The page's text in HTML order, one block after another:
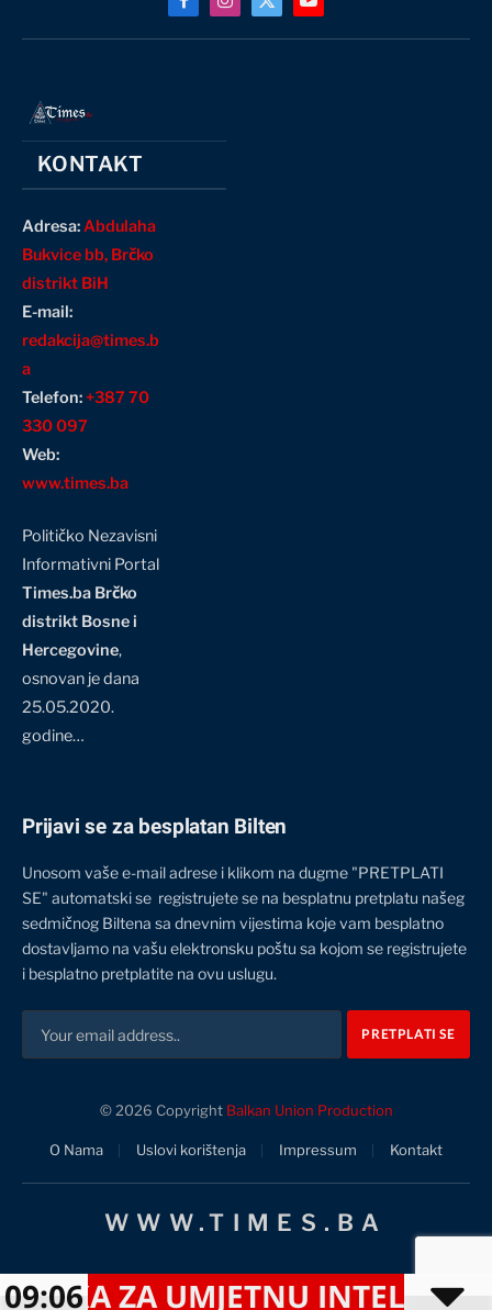
FacebookInstagram
X
(Twitter)
YouTube
KONTAKT
Adresa:Abdulaha
Bukvice bb, Brčko
distrikt BiH
E-mail:
redakcija@times.b
a
Telefon:+387 70
330 097
Web:
www.times.ba
Političko Nezavisni
Informativni Portal
Times.ba Brčko
distrikt Bosne i
Hercegovine,
osnovan je dana
25.05.2020.
godine…
Prijavi se za besplatan Bilten
Unosom vaše e-mail adrese i klikom na dugme "PRETPLATI
SE" automatski se registrujete se na besplatnu pretplatu našeg
sedmičnog Biltena sa dnevnim vijestima koje vam besplatno
dostavljamo na vašu elektronsku poštu sa kojom se registrujete
i besplatno pretplatite na ovu uslugu.
© 2026 Copyright Balkan Union Production
O Nama Uslovi korištenja Impressum Kontakt
WWW.TIMES.BA
UMJETNU INTELIGENCIJU
09:06